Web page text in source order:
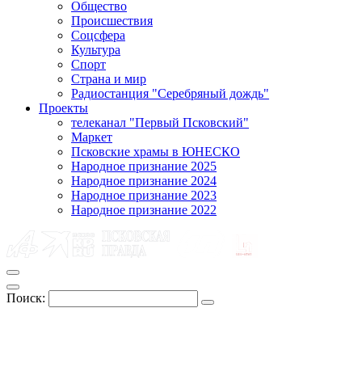
Общество
Происшествия
Соцсфера
Культура
Спорт
Страна и мир
Радиостанция "Серебряный дождь"
Проекты
телеканал "Первый Псковский"
Маркет
Псковские храмы в ЮНЕСКО
Народное признание 2025
Народное признание 2024
Народное признание 2023
Народное признание 2022
Поиск: